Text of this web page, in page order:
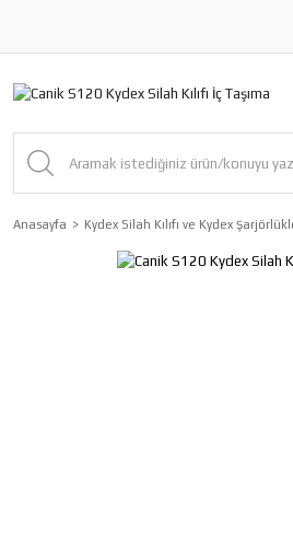
Anasayfa Kydex Silah Kılıfı ve Kydex